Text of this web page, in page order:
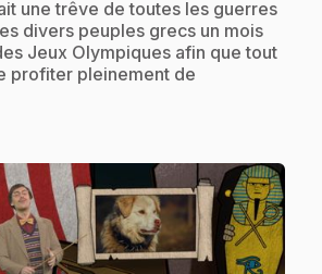
une trêve de toutes les guerres
divers peuples grecs un mois
Jeux Olympiques afin que tout
profiter pleinement de